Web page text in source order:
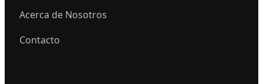
Acerca de Nosotros
Contacto